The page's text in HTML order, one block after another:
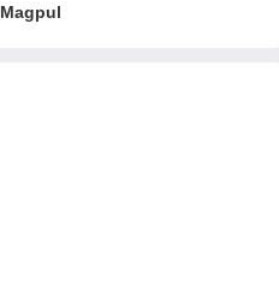
Magpul